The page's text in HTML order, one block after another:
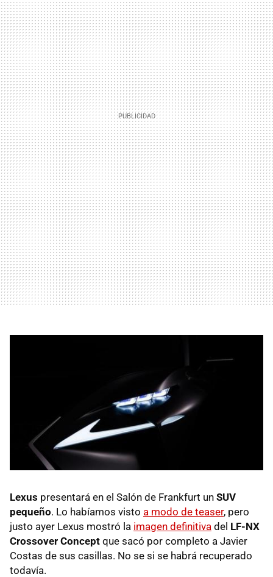
Lexus presentará en el Salón de Frankfurt un SUV
pequeño. Lo habíamos visto a modo de teaser, pero
justo ayer Lexus mostró la imagen definitiva del LF-NX
Crossover Concept que sacó por completo a Javier
Costas de sus casillas. No se si se habrá recuperado
todavía.